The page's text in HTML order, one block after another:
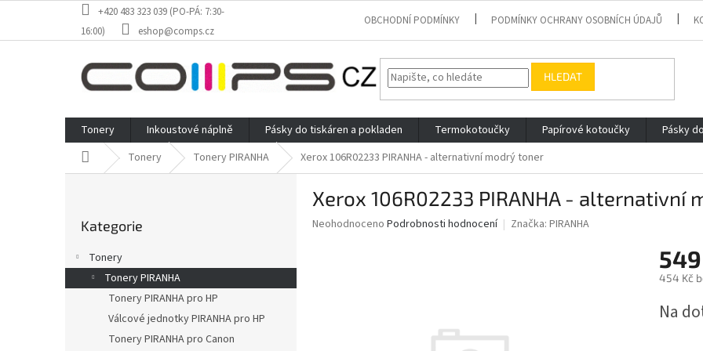
obsah
+420 483 323 039 (PO-PÁ: 7:30-
16:00)
eshop@comps.cz
OBCHODNÍ PODMÍNKY PODMÍNKY OCHRANY OSOBNÍCH ÚDAJŮ
HLEDAT
Tonery Inkoustové náplně Pásky do tiskáren a pokladen Termokotoučky Papírové kotoučky Pásky
Domů Tonery Tonery PIRANHA Xerox 106R02233 PIRANHA - alternativní modrý toner
a
n
kategorie
Kategorie
Tonery
Tonery PIRANHA
Tonery PIRANHA pro HP
Válcové jednotky PIRANHA pro HP
Tonery PIRANHA pro Canon
Xerox 106R02233 PIRANHA - alternativní
Průměrné
Neohodnoceno Podrobnosti hodnocení Značka: PIRANHA
454 Kč
cena:
Na